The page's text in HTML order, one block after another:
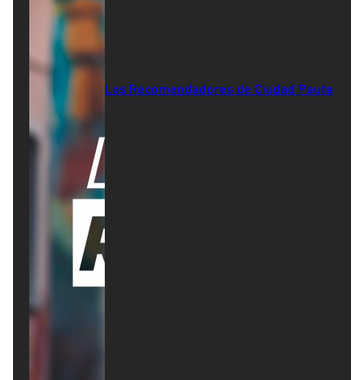
Los Recomendadores de Ciudad Pauta